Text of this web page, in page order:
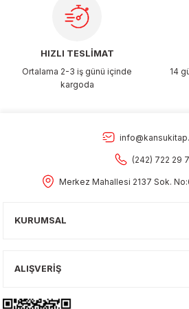
HIZLI TESLİMAT
Ortalama 2-3 iş günü içinde
kargoda
14
(242) 722 29
Merkez Mahallesi 2137 Sok.
KURUMSAL
ALIŞVERİŞ